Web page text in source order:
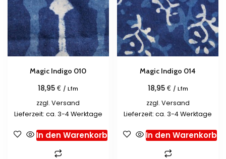
Magic Indigo 010
18,95€ / Lfm
zzgl.Versand
Lieferzeit: ca. 3-4 Werktage
In den Warenkorb
Magic Indigo 014
18,95 € / Lfm
zzgl. Versand
Lieferzeit: ca. 3-4 Werktage
In den Warenkorb